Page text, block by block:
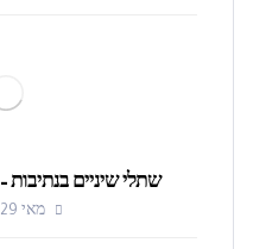
שתלי שיניים
מאי 29, 2025